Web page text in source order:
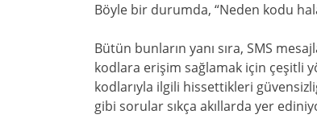
Böyle bir durumda, “Neden kodu
Bütün bunların yanı sıra, SMS
kodlara erişim sağlamak için çeşitli
kodlarıyla ilgili hissettikleri
gibi sorular sıkça akıllarda yer